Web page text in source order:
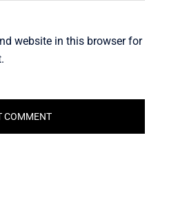
website in this browser for